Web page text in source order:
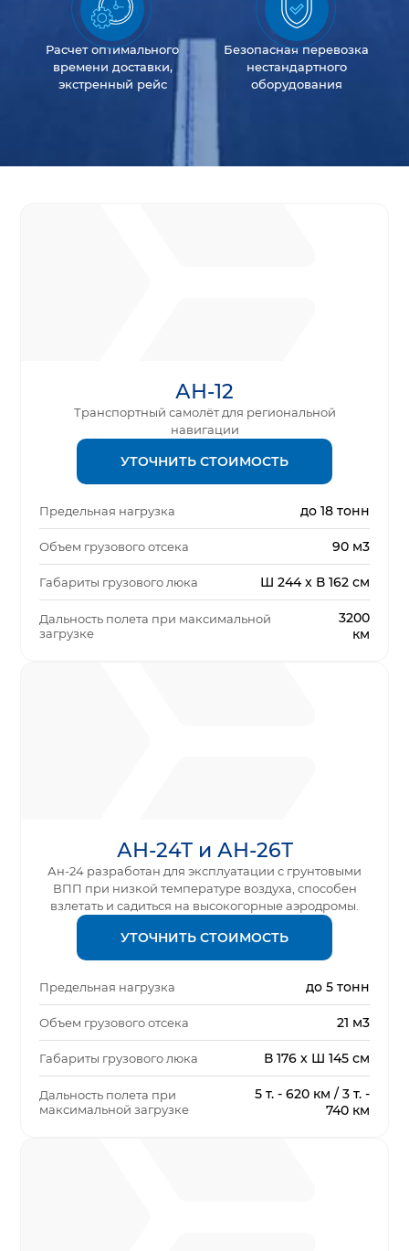
Расчет оптимального
времени доставки,
экстренный рейс
Безопасная перевозка
нестандартного
оборудования
АН-12
Транспортный самолёт для региональной
навигации
УТОЧНИТЬ СТОИМОСТЬ
Предельная нагрузка до 18 тонн
Объем грузового отсека 90 м3
Габариты грузового люка Ш 244 x В 162 см
Дальность полета при максимальной
загрузке
3200
км
АН-24Т и АН-26Т
Ан-24 разработан для эксплуатации с грунтовыми
ВПП при низкой температуре воздуха, способен
взлетать и садиться на высокогорные аэродромы.
УТОЧНИТЬ СТОИМОСТЬ
Предельная нагрузка до 5 тонн
Объем грузового отсека 21 м3
Габариты грузового люка В 176 x Ш 145 см
Дальность полета при
максимальной загрузке
5 т. - 620 км / 3 т. -
740 км